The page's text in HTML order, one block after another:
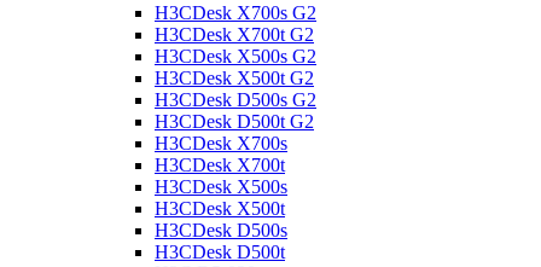
H3CDesk X700s G2
H3CDesk X700t G2
H3CDesk X500s G2
H3CDesk X500t G2
H3CDesk D500s G2
H3CDesk D500t G2
H3CDesk X700s
H3CDesk X700t
H3CDesk X500s
H3CDesk X500t
H3CDesk D500s
H3CDesk D500t